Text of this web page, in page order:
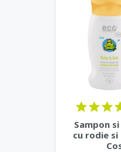
Sampon
cu rodie si